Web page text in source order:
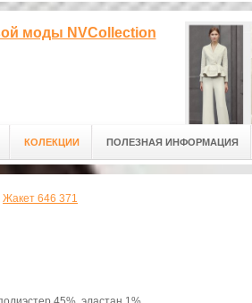
моды NVCollection
КОЛЕКЦИИ ПОЛЕЗНАЯ ИНФОРМАЦИЯ
Жакет 646 371